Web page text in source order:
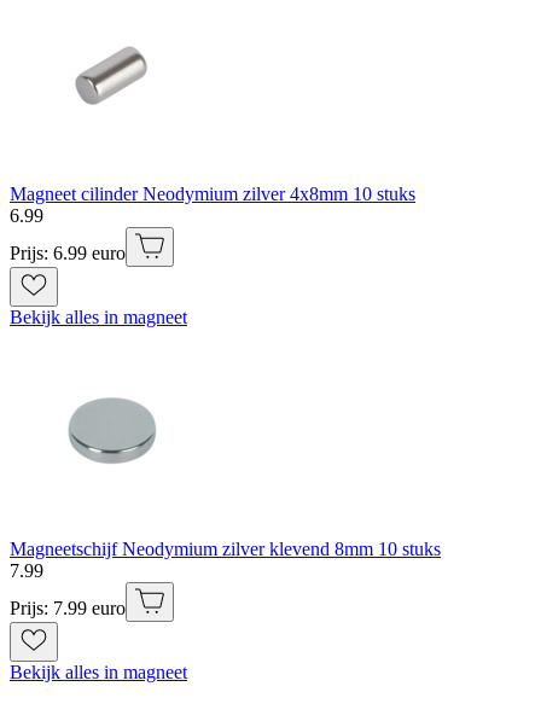
Magneet cilinder Neodymium zilver 4x8mm 10 stuks
6.99
Prijs: 6.99 euro
Bekijk alles in magneet
Magneetschijf Neodymium zilver klevend 8mm 10 stuks
7.99
Prijs: 7.99 euro
Bekijk alles in magneet